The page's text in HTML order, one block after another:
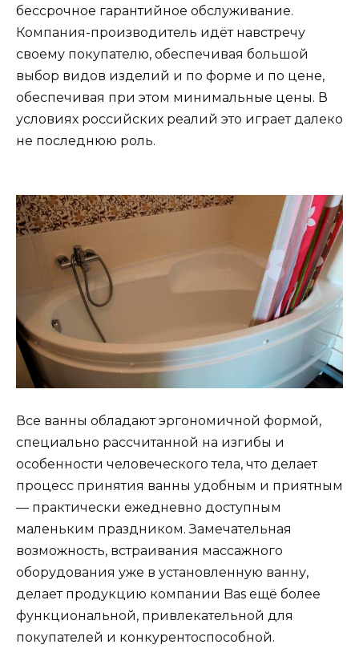
бессрочное гарантийное обслуживание.
Компания-производитель идёт навстречу
своему покупателю, обеспечивая большой
выбор видов изделий и по форме и по цене,
обеспечивая при этом минимальные цены. В
условиях российских реалий это играет далеко
не последнюю роль.
Все ванны обладают эргономичной формой,
специально рассчитанной на изгибы и
особенности человеческого тела, что делает
процесс принятия ванны удобным и приятным
— практически ежедневно доступным
маленьким праздником. Замечательная
возможность, встраивания массажного
оборудования уже в установленную ванну,
делает продукцию компании Bas ещё более
функциональной, привлекательной для
покупателей и конкурентоспособной.